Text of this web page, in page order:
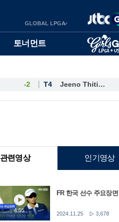
GLOBAL LPGA
토너먼트
-2 T4 Jeeno Thitikul
관련영상 인기영상
4:55
FR 한국 선수 주요장면
2024.11.25 3,678